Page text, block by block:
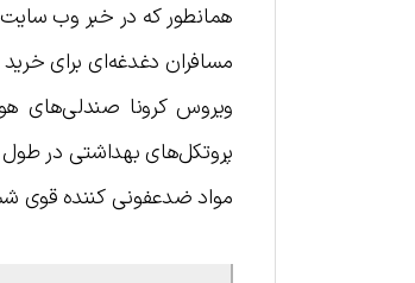
همانطور که در خبر وب
مسافران دغدغه‌ای برای خرید
ویروس کرونا صندلی‌های
پروتکل‌های بهداشتی در طول
مواد ضدعفونی کننده قوی